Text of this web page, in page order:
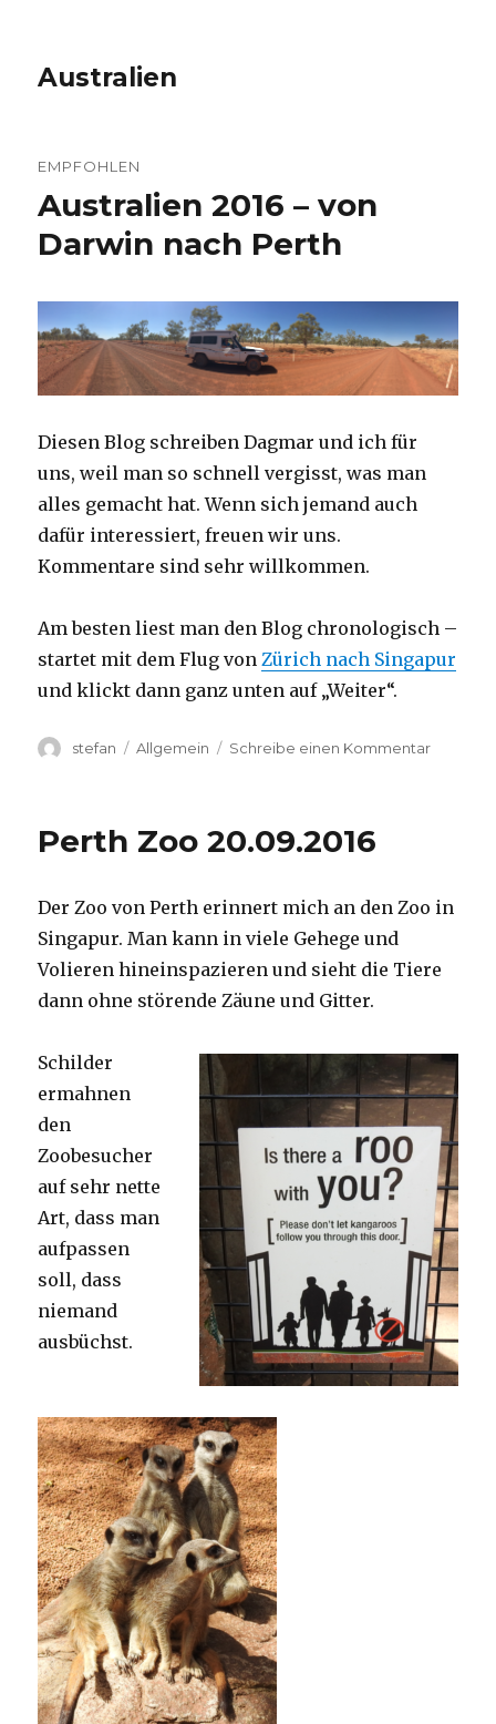
Australien
EMPFOHLEN
Australien 2016 – von
Darwin nach Perth
Diesen Blog schreiben Dagmar und ich für
uns, weil man so schnell vergisst, was man
alles gemacht hat. Wenn sich jemand auch
dafür interessiert, freuen wir uns.
Kommentare sind sehr willkommen.
Am besten liest man den Blog chronologisch –
startet mit dem Flug vonZürich nach Singapur
und klickt dann ganz unten auf „Weiter“.
Autor
stefan Kategorien
Allgemein Schreibe einen Kommentarzu
Perth
Perth Zoo 20.09.2016
Der Zoo von Perth erinnert mich an den Zoo in
Singapur. Man kann in viele Gehege und
Volieren hineinspazieren und sieht die Tiere
dann ohne störende Zäune und Gitter.
Schilder
ermahnen
den
Zoobesucher
auf sehr nette
Art, dass man
aufpassen
soll, dass
niemand
ausbüchst.